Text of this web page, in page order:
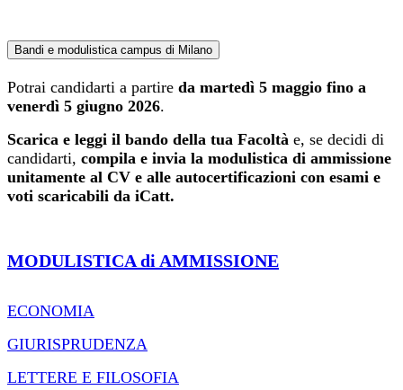
Bandi e modulistica campus di Milano
Potrai candidarti a partire da martedì 5 maggio fino a
venerdì 5 giugno 2026.
Scarica e leggi il bando della tua Facoltà e, se decidi di
candidarti, compila e invia la modulistica di ammissione
unitamente al CV e alle autocertificazioni con esami e
voti scaricabili da iCatt.
MODULISTICA di AMMISSIONE
ECONOMIA
GIURISPRUDENZA
LETTERE E FILOSOFIA